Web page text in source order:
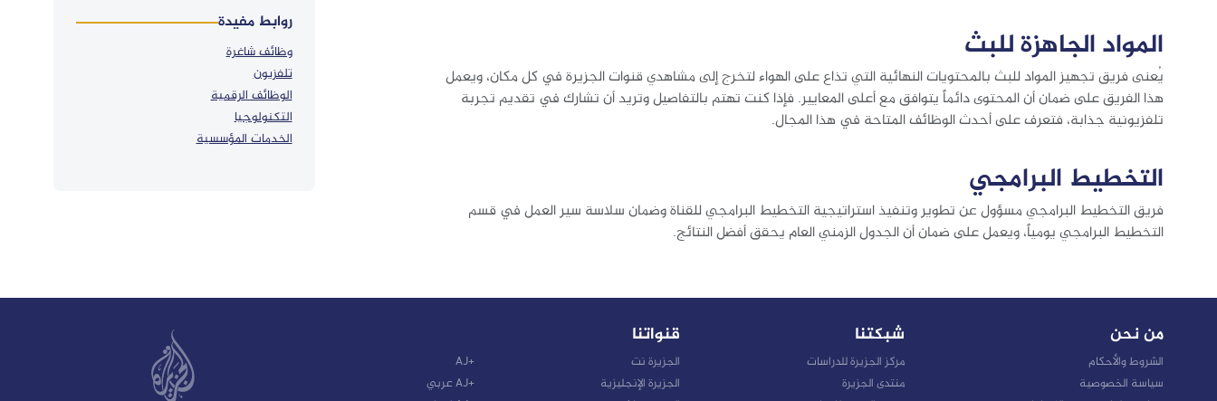
المواد الجاهزة للبث
يُعنى فريق تجهيز المواد للبث بالمحتويات النهائية التي تذاع على الهواء لتخرج إلى مشاهدي قنوات الجزيرة في كل مكان، ويعمل
هذا الفريق على ضمان أن المحتوى دائماً يتوافق مع أعلى المعايير. فإذا كنت تهتم بالتفاصيل وتريد أن تشارك في تقديم تجربة
تلفزيونية جذابة، فتعرف على أحدث الوظائف المتاحة في هذا المجال.
التخطيط البرامجي
فريق التخطيط البرامجي مسؤول عن تطوير وتنفيذ استراتيجية التخطيط البرامجي للقناة وضمان سلاسة سير العمل في قسم
التخطيط البرامجي يومياً، ويعمل على ضمان أن الجدول الزمني العام يحقق أفضل النتائج.
روابط مفيدة
وظائف شاغرة
تلفزيون
الوظائف الرقمية
التكنولوجيا
الخدمات المؤسسية
من نحن
الشروط والأحكام
سياسة الخصوصية
شبكتنا
مركز الجزيرة للدراسات
منتدى الجزيرة
قنواتنا
الجزيرة نت
الجزيرة الإنجليزية
+AJ
+AJ عربي